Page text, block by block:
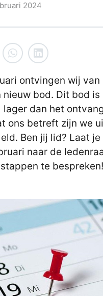
2024
ontvingen wij van
nieuw bod. Dit bod
dan het
ons betreft zijn we
Ben jij lid? Laat
naar de
te bespreken!